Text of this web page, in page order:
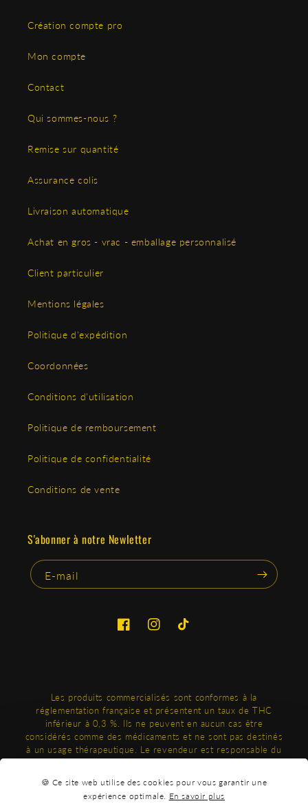
🍪 Ce site web utilise des cookies pour vous garantir une
expérience optimale. En savoir plus
Création compte pro
Mon compte
Contact
Qui sommes-nous ?
Remise sur quantité
Assurance colis
Livraison automatique
Achat en gros - vrac - emballage personnalisé
Client particulier
Mentions légales
Politique d'expédition
Coordonnées
Conditions d'utilisation
Politique de remboursement
Politique de confidentialité
Conditions de vente
S'abonner à notre Newletter
E-mail
FacebookInstagramTikTok
Les produits commercialisés sont conformes à la
réglementation française et présentent un taux de THC
inférieur à 0,3 %. Ils ne peuvent en aucun cas être
considérés comme des médicaments et ne sont pas destinés
à un usage thérapeutique. Le revendeur est responsable du
vente aux adultes.